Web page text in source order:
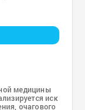
медицины
иск
очагового